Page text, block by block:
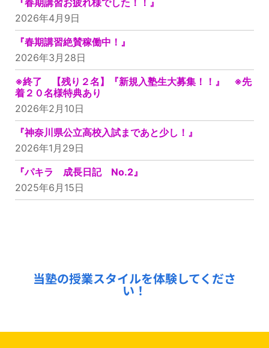
2026年4月9日
『春期講習絶賛稼働中！』
2026年3月28日
※終了 【残り２名】『新規入塾生大募集！！』 ※先
着２０名様特典あり
2026年2月10日
『神奈川県公立高校入試まであと少し！』
2026年1月29日
『パキラ 成長日記 No.2』
2025年6月15日
当塾の授業スタイルを体験してくださ
い！